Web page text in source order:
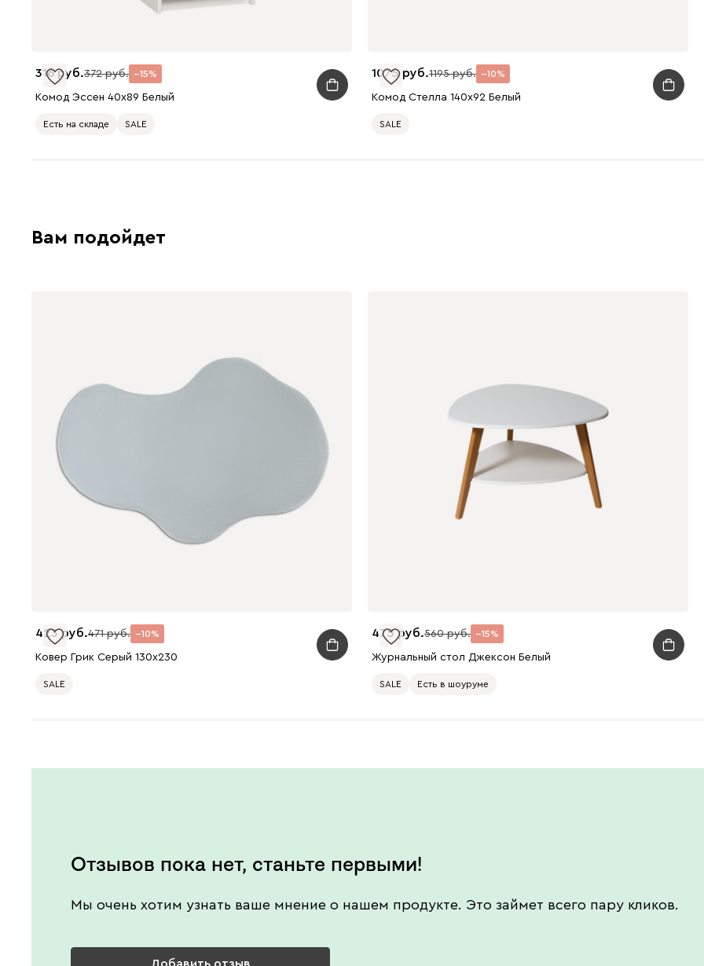
316 372 15
Комод Эссен 40x89 Белый
Есть на складе SALE
1075 1195 10
Комод Стелла 140x92 Белый
SALE
Вам подойдет
423 471 10
Ковер Грик Серый 130x230
SALE
475 560 15
Журнальный стол Джексон Белый
SALE Есть в шоуруме
Отзывов пока нет, станьте первыми!
Мы очень хотим узнать ваше мнение о нашем продукте. Это займет всего пару кликов.